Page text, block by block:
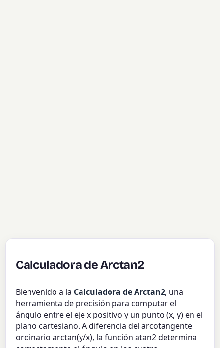
Calculadora de Arctan2
Bienvenido a la Calculadora de Arctan2, una
herramienta de precisión para computar el
ángulo entre el eje x positivo y un punto (x, y) en el
plano cartesiano. A diferencia del arcotangente
ordinario arctan(y/x), la función atan2 determina